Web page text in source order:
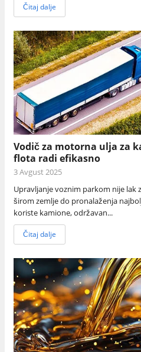
Čitaj dalje
Vodič za motorna ulja za
flota radi efikasno
3 Avgust 2025
Upravljanje voznim parkom nije lak
širom zemlje do pronalaženja
koriste kamione, održavan...
Čitaj dalje